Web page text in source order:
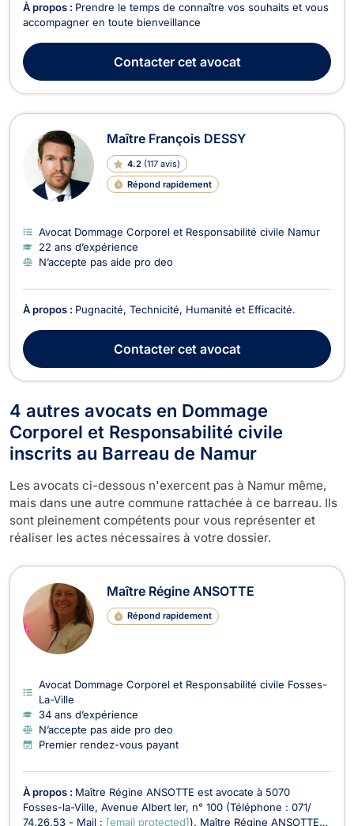
À propos : Prendre le temps de connaître vos souhaits et vous
accompagner en toute bienveillance
Contactercet avocat
Maître François DESSY
4.2 (117 avis)
Répond rapidement
Avocat Dommage Corporel et Responsabilité civile Namur
22 ans d’expérience
N’accepte pas aide pro deo
À propos : Pugnacité, Technicité, Humanité et Efficacité.
Contactercet avocat
4 autres avocats en Dommage
Corporel et Responsabilité civile
inscrits au Barreau de Namur
Les avocats ci-dessous n'exercent pas à Namur même,
mais dans une autre commune rattachée à ce barreau. Ils
sont pleinement compétents pour vous représenter et
réaliser les actes nécessaires à votre dossier.
Maître Régine ANSOTTE
Répond rapidement
Avocat Dommage Corporel et Responsabilité civile Fosses-
La-Ville
34 ans d’expérience
N’accepte pas aide pro deo
Premier rendez-vous payant
À propos : Maître Régine ANSOTTE est avocate à 5070
Fosses-la-Ville, Avenue Albert Ier, n° 100 (Téléphone : 071/
74.26.53 - Mail : [email protected]). Maître Régine ANSOTTE